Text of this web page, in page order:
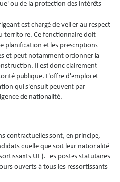
ou de la protection des intérêts
est chargé de veiller au respect
territoire. Ce fonctionnaire doit
planification et les prescriptions
et peut notamment ordonner la
Il est donc clairement
publique. L'offre d'emploi et
qui s'ensuit peuvent par
de nationalité.
contractuelles sont, en principe,
quelle que soit leur nationalité
UE). Les postes statutaires
ouverts à tous les ressortissants